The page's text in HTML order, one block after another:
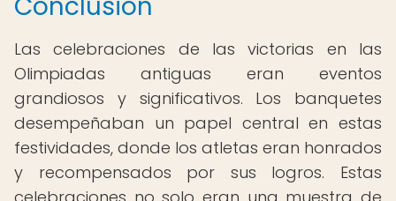
Las celebraciones de las victorias en las
Olimpiadas antiguas eran eventos
grandiosos y significativos. Los banquetes
desempeñaban un papel central en estas
festividades, donde los atletas eran honrados
y recompensados por sus logros. Estas